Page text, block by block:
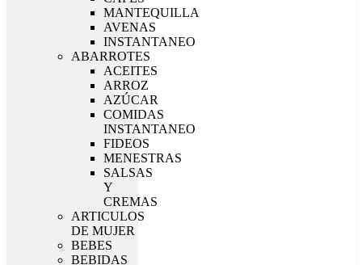
MANTEQUILLA
AVENAS
INSTANTANEO
ABARROTES
ACEITES
ARROZ
AZÚCAR
COMIDAS
INSTANTANEO
FIDEOS
MENESTRAS
SALSAS
Y
CREMAS
ARTICULOS
DE MUJER
BEBES
BEBIDAS